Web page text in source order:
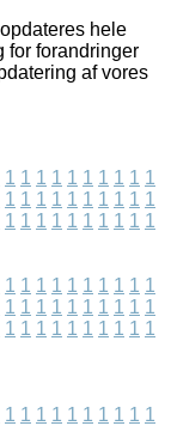
hele
for forandringer
af vores
1 1 1 1 1 1 1 1 1 1
1 1 1 1 1 1 1 1 1 1
1 1 1 1 1 1 1 1 1 1
1 1 1 1 1 1 1 1 1 1
1 1 1 1 1 1 1 1 1 1
1 1 1 1 1 1 1 1 1 1
1 1 1 1 1 1 1 1 1 1